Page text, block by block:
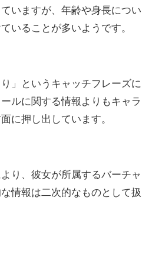
いますが、年齢や身長につい
いることが多いようです。
」というキャッチフレーズに
ルに関する情報よりもキャラ
に押し出しています。
り、彼女が所属するバーチャ
情報は二次的なものとして扱